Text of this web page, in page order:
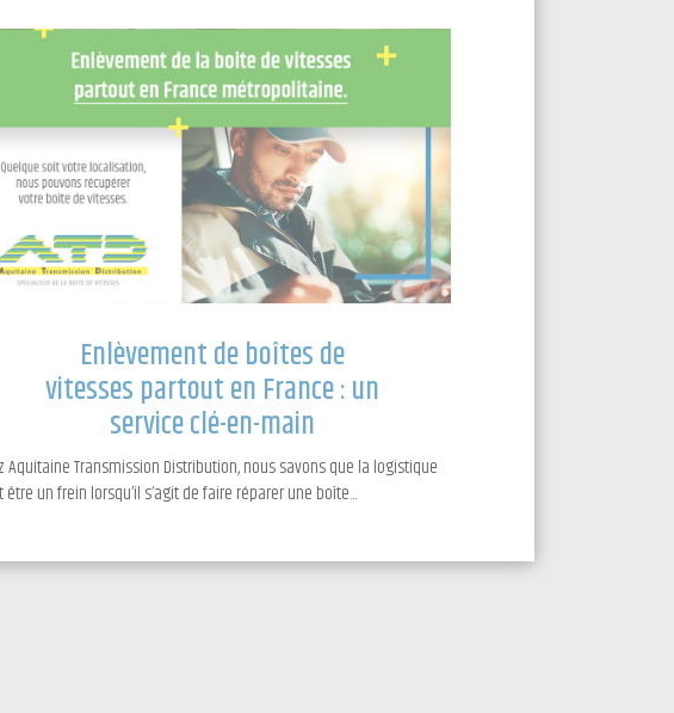
Enlèvement de boîtes de
vitesses partout en France : un
service clé-en-main
Aquitaine Transmission Distribution, nous savons que la logistique
être un frein lorsqu’il s’agit de faire réparer une boîte...